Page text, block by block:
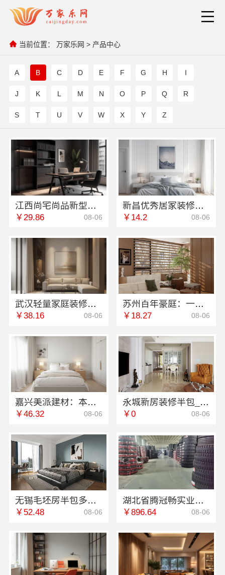
当前位置： 万家乐网 > 产品中心
A B C D E F G H I
J K L M N O P Q R
S T U V W X Y Z
江西尚宅尚品新型环保材料有限公司江西装修原木风全包
￥29.86 08-06
新昌优秀居家装修，浙江宜美嘉装饰工程有限公司匠心打造
￥14.2 08-06
武汉轻量家庭装修新房选本地快装（湖北）科技有限公司
￥38.16 08-06
苏州百年豪庭：一站式家装设计报价透明靠谱
￥18.27 08-06
嘉兴美派建材：本地家装服务专业施工靠谱商家
￥46.32 08-06
永城新房装修半包_河南璟臻环保建材有限公司
￥0 08-06
无锡毛坯房半包多少钱？亿莱居装饰工程材料有限公司专业报价
￥52.48 08-06
湖北省腾冠畅实业贸易有限公司正品保障
￥896.64 08-06